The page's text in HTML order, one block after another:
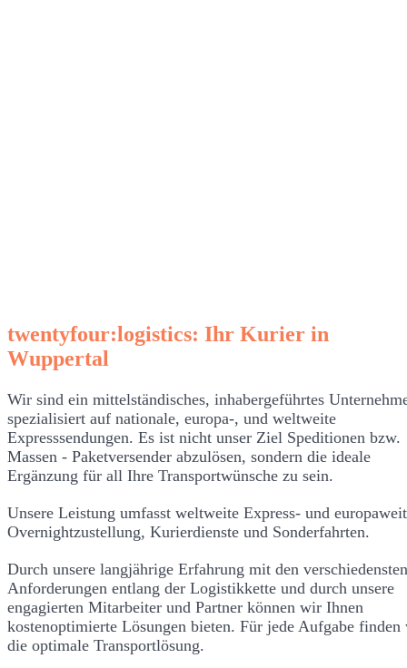
twentyfour:logistics: Ihr Kurier in
Wuppertal
Wir sind ein mittelständisches, inhabergeführtes
spezialisiert auf nationale, europa-, und weltweite
Expresssendungen. Es ist nicht unser Ziel Speditionen bzw.
Massen - Paketversender abzulösen, sondern die ideale
Ergänzung für all Ihre Transportwünsche zu sein.
Unsere Leistung umfasst weltweite Express- und
Overnightzustellung, Kurierdienste und Sonderfahrten.
Durch unsere langjährige Erfahrung mit den verschiedensten
Anforderungen entlang der Logistikkette und durch unsere
engagierten Mitarbeiter und Partner können wir Ihnen
kostenoptimierte Lösungen bieten. Für jede Aufgabe finden
die optimale Transportlösung.